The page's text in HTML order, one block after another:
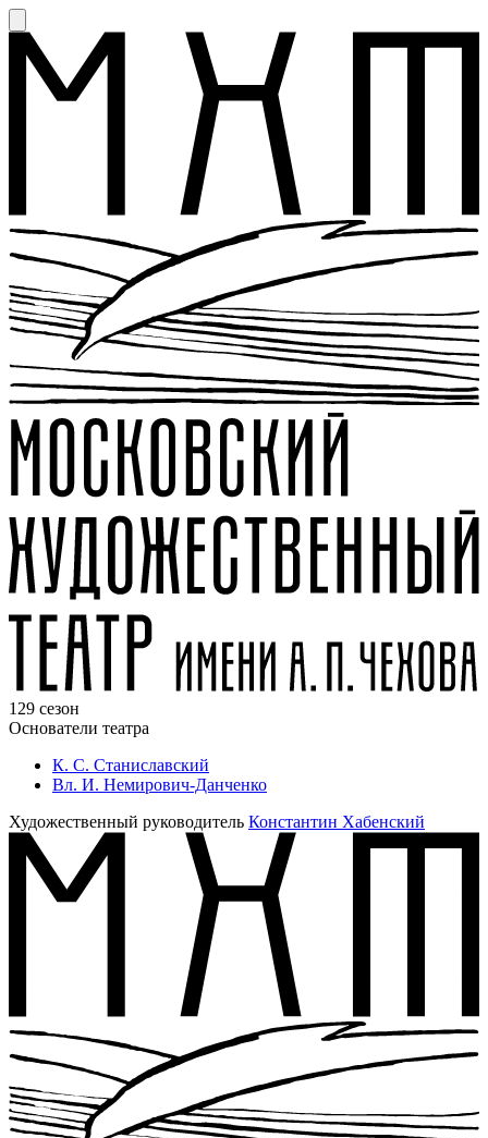
129 сезон
Основатели театра
К. С. Станиславский
Вл. И. Немирович-Данченко
Художественный руководитель Константин Хабенский